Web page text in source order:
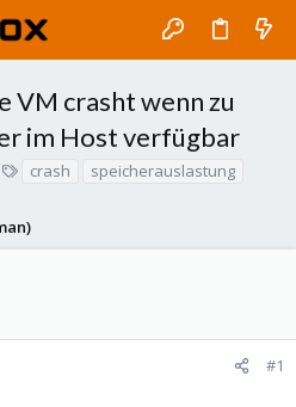
VM crasht wenn zu
im Host verfügbar
s
crash speicherauslastung
#1